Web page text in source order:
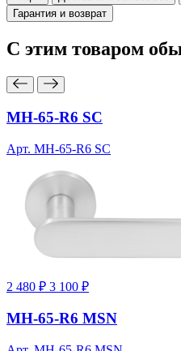
Гарантия и возврат
С этим товаром
MH-65-R6 SC
Арт. MH-65-R6 SC
2 480 ₽ 3 100 ₽
MH-65-R6 MSN